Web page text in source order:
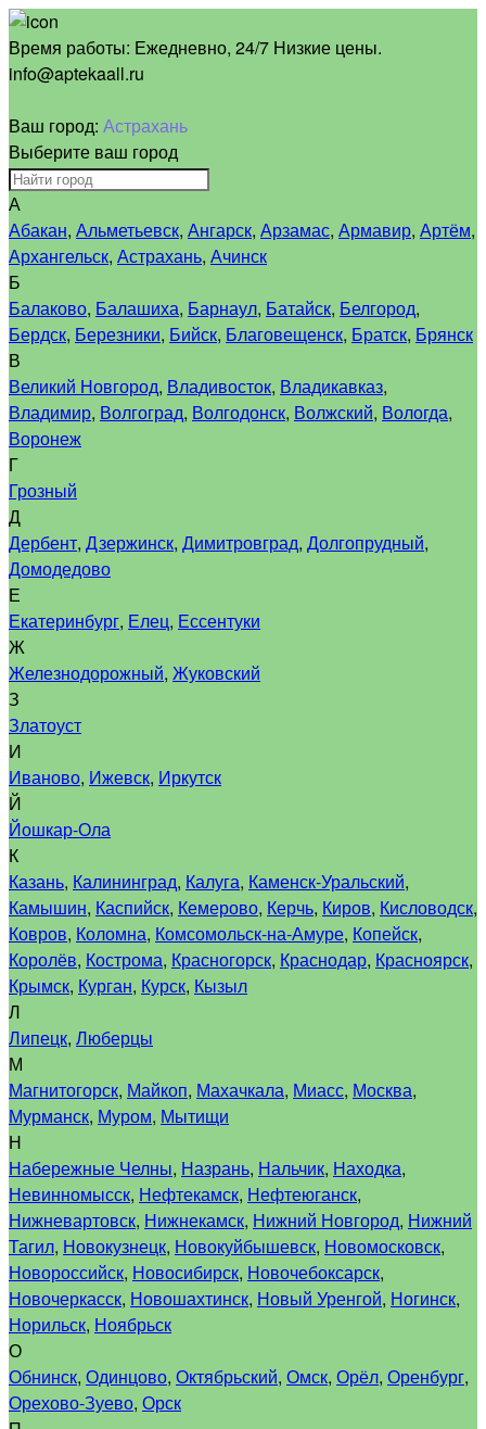
Время работы: Ежедневно, 24/7 Низкие цены.
info@aptekaall.ru
Ваш город: Астрахань
Выберите ваш город
А
Абакан, Альметьевск, Ангарск, Арзамас, Армавир, Артём,
Архангельск, Астрахань, Ачинск
Б
Балаково, Балашиха, Барнаул, Батайск, Белгород,
Бердск, Березники, Бийск, Благовещенск, Братск, Брянск
В
Великий Новгород, Владивосток, Владикавказ,
Владимир, Волгоград, Волгодонск, Волжский, Вологда,
Воронеж
Г
Грозный
Д
Дербент, Дзержинск, Димитровград, Долгопрудный,
Домодедово
Е
Екатеринбург, Елец, Ессентуки
Ж
Железнодорожный, Жуковский
З
Златоуст
И
Иваново, Ижевск, Иркутск
Й
Йошкар-Ола
К
Казань, Калининград, Калуга, Каменск-Уральский,
Камышин, Каспийск, Кемерово, Керчь, Киров, Кисловодск,
Ковров, Коломна, Комсомольск-на-Амуре, Копейск,
Королёв, Кострома, Красногорск, Краснодар, Красноярск,
Крымск, Курган, Курск, Кызыл
Л
Липецк, Люберцы
М
Магнитогорск, Майкоп, Махачкала, Миасс, Москва,
Мурманск, Муром, Мытищи
Н
Набережные Челны, Назрань, Нальчик, Находка,
Невинномысск, Нефтекамск, Нефтеюганск,
Нижневартовск, Нижнекамск, Нижний Новгород, Нижний
Тагил, Новокузнецк, Новокуйбышевск, Новомосковск,
Новороссийск, Новосибирск, Новочебоксарск,
Новочеркасск, Новошахтинск, Новый Уренгой, Ногинск,
Норильск, Ноябрьск
О
Обнинск, Одинцово, Октябрьский, Омск, Орёл, Оренбург,
Орехово-Зуево, Орск